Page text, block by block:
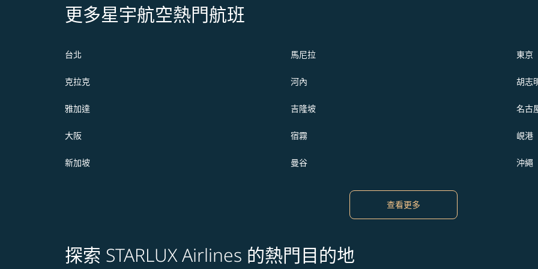
更多星宇航空熱門航班
台北 馬尼拉 東京
克拉克 河內 胡志
雅加達 吉隆坡 名古
大阪 宿霧 峴港
新加坡 曼谷 沖繩
查看更多
探索 STARLUX Airlines 的熱門目的地